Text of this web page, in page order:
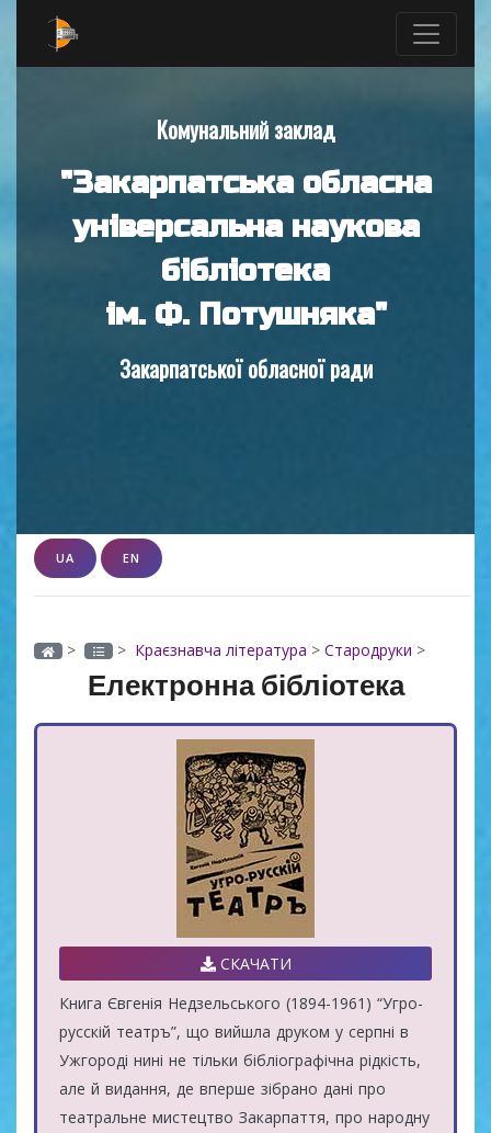
Комунальний заклад
"Закарпатська обласна
універсальна наукова
бібліотека
ім. Ф. Потушняка"
Закарпатської обласної ради
UA EN
> > Краєзнавча література > Стародруки >
Електронна бібліотека
СКАЧАТИ
Книга Євгенія Недзельського (1894-1961) “Угро-
русскій театръ”, що вийшла друком у серпні в
Ужгороді нині не тільки бібліографічна рідкість,
але й видання, де вперше зібрано дані про
театральне мистецтво Закарпаття, про народну